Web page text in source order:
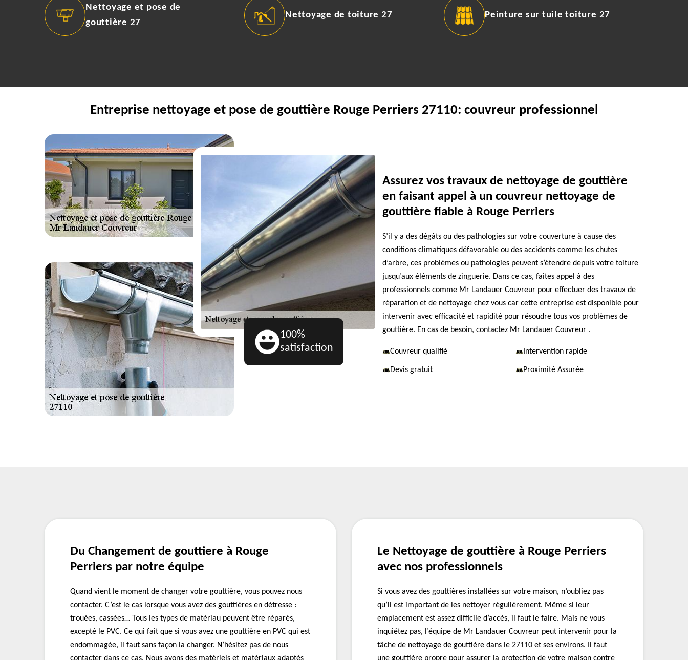
Nettoyage et pose de
gouttière 27
Nettoyage de toiture 27 Peinture sur tuile toiture 27
Entreprise nettoyage et pose de gouttière Rouge Perriers 27110: couvreur professionnel
100%
satisfaction
Assurez vos travaux de nettoyage de gouttière
en faisant appel à un couvreur nettoyage de
gouttière fiable à Rouge Perriers
S’il y a des dégâts ou des pathologies sur votre couverture à cause des
conditions climatiques défavorable ou des accidents comme les chutes
d’arbre, ces problèmes ou pathologies peuvent s’étendre depuis votre toiture
jusqu’aux éléments de zinguerie. Dans ce cas, faites appel à des
professionnels comme Mr Landauer Couvreur pour effectuer des travaux de
réparation et de nettoyage chez vous car cette entreprise est disponible pour
intervenir avec efficacité et rapidité pour résoudre tous vos problèmes de
gouttière. En cas de besoin, contactez Mr Landauer Couvreur .
Couvreur qualifié Intervention rapide
Devis gratuit Proximité Assurée
Du Changement de gouttiere à Rouge
Perriers par notre équipe
Quand vient le moment de changer votre gouttière, vous pouvez nous
contacter. C’est le cas lorsque vous avez des gouttières en détresse :
trouées, cassées… Tous les types de matériau peuvent être réparés,
excepté le PVC. Ce qui fait que si vous avez une gouttière en PVC qui est
endommagée, il faut sans façon la changer. N’hésitez pas de nous
Le Nettoyage de gouttière à Rouge Perriers
avec nos professionnels
Si vous avez des gouttières installées sur votre maison, n’oubliez pas
qu’il est important de les nettoyer régulièrement. Même si leur
emplacement est assez difficile d’accès, il faut le faire. Mais ne vous
inquiétez pas, l’équipe de Mr Landauer Couvreur peut intervenir pour la
tâche de nettoyage de gouttière dans le 27110 et ses environs. Il faut